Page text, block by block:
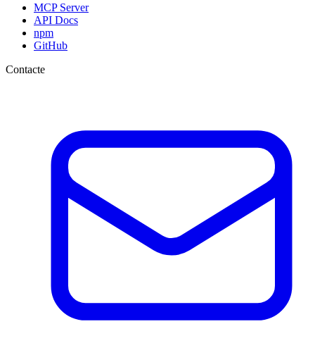
MCP Server
API Docs
npm
GitHub
Contacte